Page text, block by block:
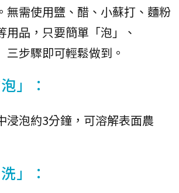
無需使用鹽、醋、小蘇打、麵粉
用品，只要簡單「泡」、
三步驟即可輕鬆做到。
」：
浸泡約3分鐘，可溶解表面農
」：